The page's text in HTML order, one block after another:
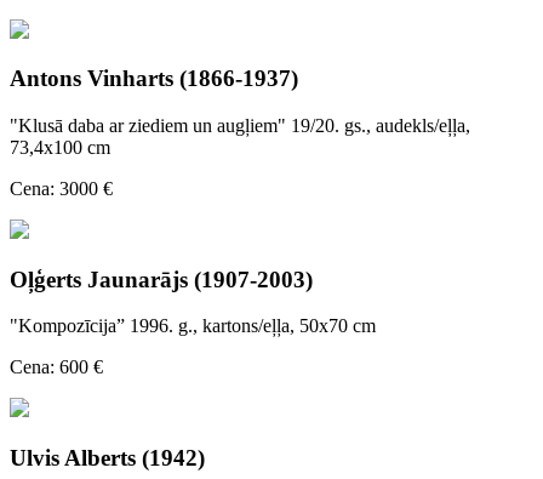
Antons Vinharts (1866-1937)
"Klusā daba ar ziediem un augļiem" 19/20. gs., audekls/eļļa,
73,4x100 cm
Cena: 3000 €
Oļģerts Jaunarājs (1907-2003)
"Kompozīcija” 1996. g., kartons/eļļa, 50x70 cm
Cena: 600 €
Ulvis Alberts (1942)